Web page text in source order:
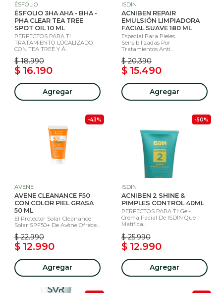
ÉSFOLIO
ÉSFOLIO 3HA AHA - BHA -
PHA CLEAR TEA TREE
SPOT OIL 10 ML
PERFECTOS PARA TI
TRATAMIENTO LOCALIZADO
CON TEA TREE Y Á...
$ 18.990
$ 16.190
Agregar
ISDIN
ACNIBEN REPAIR
EMULSIÓN LIMPIADORA
FACIAL SUAVE 180 ML
Especial Para Pieles
Sensibilizadas Por
Tratamientos Anti...
$ 20.390
$ 15.490
Agregar
-43%
AVENE
AVENE CLEANANCE F50
CON COLOR PIEL GRASA
50 ML
El Protector Solar Cleanance
Solar SPF50+ De Avène Ofrece...
$ 22.990
$ 12.990
Agregar
-50%
ISDIN
ACNIBEN 2 SHINE &
PIMPLES CONTROL 40ML
PERFECTOS PARA TI: Gel-
Crema Facial De ISDIN Que
Matifica...
$ 25.990
$ 12.990
Agregar